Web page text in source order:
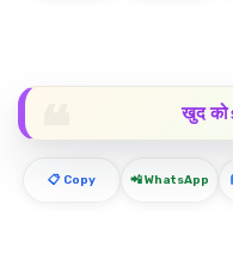
खुद
📋 Copy 📲 WhatsApp